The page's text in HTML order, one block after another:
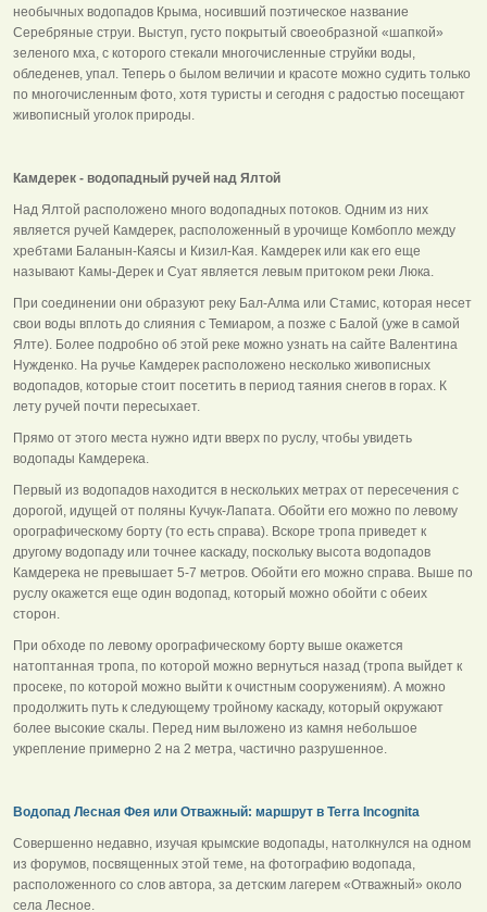
необычных водопадов Крыма, носивший поэтическое название
Серебряные струи. Выступ, густо покрытый своеобразной «шапкой»
зеленого мха, с которого стекали многочисленные струйки воды,
обледенев, упал. Теперь о былом величии и красоте можно судить только
по многочисленным фото, хотя туристы и сегодня с радостью посещают
живописный уголок природы.
Камдерек - водопадный ручей над Ялтой
Над Ялтой расположено много водопадных потоков. Одним из них
является ручей Камдерек, расположенный в урочище Комбопло между
хребтами Баланын-Каясы и Кизил-Кая. Камдерек или как его еще
называют Камы-Дерек и Суат является левым притоком реки Люка.
При соединении они образуют реку Бал-Алма или Стамис, которая несет
свои воды вплоть до слияния с Темиаром, а позже с Балой (уже в самой
Ялте). Более подробно об этой реке можно узнать на сайте Валентина
Нужденко. На ручье Камдерек расположено несколько живописных
водопадов, которые стоит посетить в период таяния снегов в горах. К
лету ручей почти пересыхает.
Прямо от этого места нужно идти вверх по руслу, чтобы увидеть
водопады Камдерека.
Первый из водопадов находится в нескольких метрах от пересечения с
дорогой, идущей от поляны Кучук-Лапата. Обойти его можно по левому
орографическому борту (то есть справа). Вскоре тропа приведет к
другому водопаду или точнее каскаду, поскольку высота водопадов
Камдерека не превышает 5-7 метров. Обойти его можно справа. Выше по
руслу окажется еще один водопад, который можно обойти с обеих
сторон.
При обходе по левому орографическому борту выше окажется
натоптанная тропа, по которой можно вернуться назад (тропа выйдет к
просеке, по которой можно выйти к очистным сооружениям). А можно
продолжить путь к следующему тройному каскаду, который окружают
более высокие скалы. Перед ним выложено из камня небольшое
укрепление примерно 2 на 2 метра, частично разрушенное.
Водопад Лесная Фея или Отважный: маршрут в Terra Incognita
Совершенно недавно, изучая крымские водопады, натолкнулся на одном
из форумов, посвященных этой теме, на фотографию водопада,
расположенного со слов автора, за детским лагерем «Отважный» около
села Лесное.